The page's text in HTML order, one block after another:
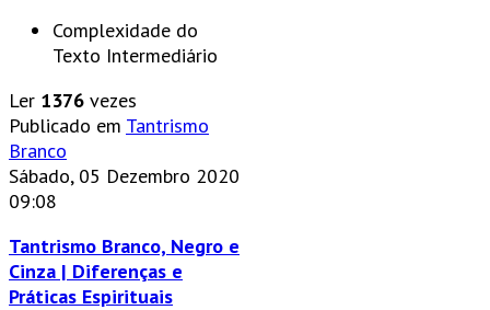
Complexidade do
Texto Intermediário
Ler 1376 vezes
Publicado em Tantrismo
Branco
Sábado, 05 Dezembro 2020
09:08
Tantrismo Branco, Negro e
Cinza | Diferenças e
Práticas Espirituais